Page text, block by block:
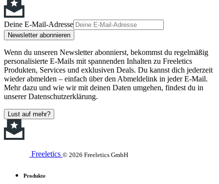
Deine E-Mail-Adresse
Newsletter abonnieren
Wenn du unseren Newsletter abonnierst, bekommst du regelmäßig
personalisierte E-Mails mit spannenden Inhalten zu Freeletics
Produkten, Services und exklusiven Deals. Du kannst dich jederzeit
wieder abmelden – einfach über den Abmeldelink in jeder E-Mail.
Mehr dazu und wie wir mit deinen Daten umgehen, findest du in
unserer Datenschutzerklärung.
Lust auf mehr?
Freeletics © 2026 Freeletics GmbH
Produkte